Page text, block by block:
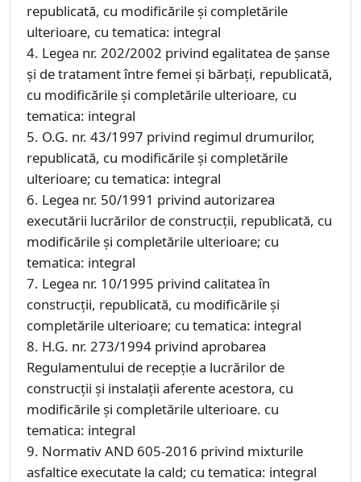
republicată, cu modificările și completările
ulterioare, cu tematica: integral
4. Legea nr. 202/2002 privind egalitatea de șanse
și de tratament între femei și bărbați, republicată,
cu modificările și completările ulterioare, cu
tematica: integral
5. O.G. nr. 43/1997 privind regimul drumurilor,
republicată, cu modificările și completările
ulterioare; cu tematica: integral
6. Legea nr. 50/1991 privind autorizarea
executării lucrărilor de construcţii, republicată, cu
modificările şi completările ulterioare; cu
tematica: integral
7. Legea nr. 10/1995 privind calitatea în
construcţii, republicată, cu modificările şi
completările ulterioare; cu tematica: integral
8. H.G. nr. 273/1994 privind aprobarea
Regulamentului de recepţie a lucrărilor de
construcţii şi instalaţii aferente acestora, cu
modificările şi completările ulterioare. cu
tematica: integral
9. Normativ AND 605-2016 privind mixturile
asfaltice executate la cald; cu tematica: integral